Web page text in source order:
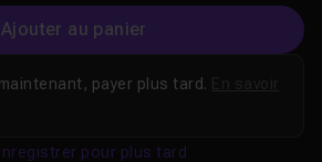
Ajouter au panier
payer plus tard.
pour plus tard